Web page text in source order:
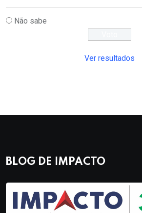
Não sabe
Ver resultados
BLOG DE IMPACTO